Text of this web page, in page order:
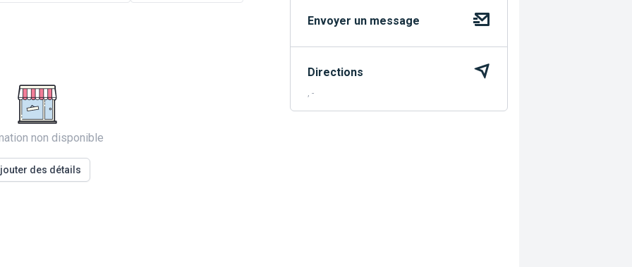
non disponible
des détails
Envoyer un message
Directions
, -